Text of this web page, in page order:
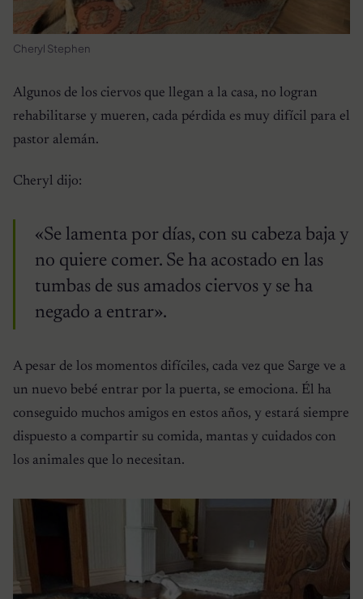
Cheryl Stephen
Algunos de los ciervos que llegan a la casa, no logran
rehabilitarse y mueren, cada pérdida es muy difícil para el
pastor alemán.
Cheryl dijo:
«Se lamenta por días, con su cabeza baja y
no quiere comer. Se ha acostado en las
tumbas de sus amados ciervos y se ha
negado a entrar».
A pesar de los momentos difíciles, cada vez que Sarge ve a
un nuevo bebé entrar por la puerta, se emociona. Él ha
conseguido muchos amigos en estos años, y estará siempre
dispuesto a compartir su comida, mantas y cuidados con
los animales que lo necesitan.